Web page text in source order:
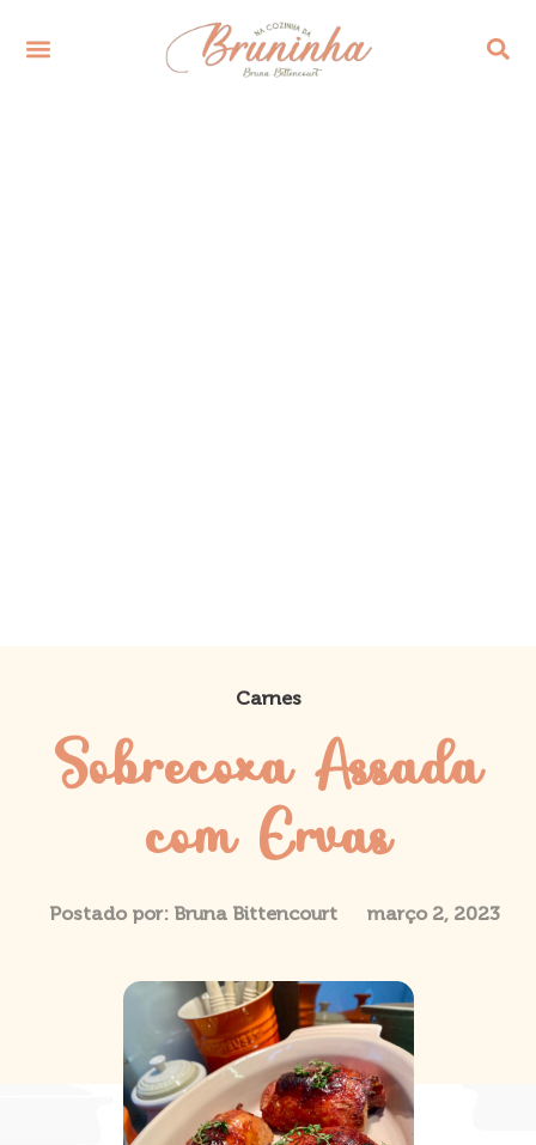
Carnes
Sobrecoxa Assada
com Ervas
Postado por:Bruna Bittencourt março 2, 2023